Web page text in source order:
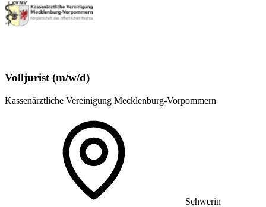
Volljurist (m/w/d)
Kassenärztliche Vereinigung Mecklenburg-Vorpommern
Schwerin